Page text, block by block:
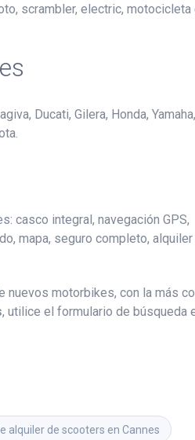
scrambler, electric, motocicleta
Ducati, Gilera, Honda,
casco integral, navegación GPS,
mapa, seguro completo,
nuevos motorbikes, con la más
, utilice el formulario de búsqueda
alquiler de scooters en Cannes